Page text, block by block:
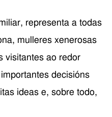
representa a todas
mulleres xenerosas
visitantes ao redor
decisións
ideas e, sobre todo,